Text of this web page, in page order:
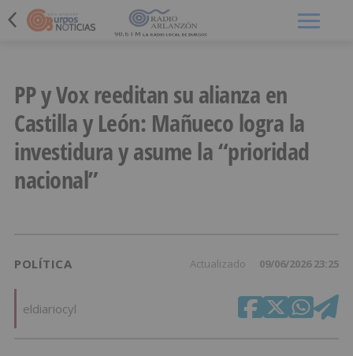
PP y Vox reeditan su alianza en
Castilla y León: Mañueco logra la
investidura y asume la “prioridad
nacional”
POLÍTICA Actualizado 09/06/2026 23:25
eldiariocyl